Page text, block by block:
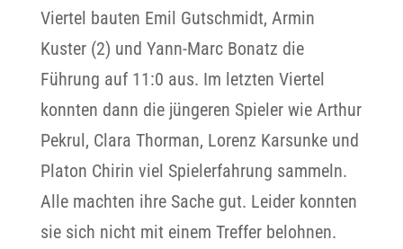
Viertel bauten Emil Gutschmidt, Armin
Kuster (2) und Yann-Marc Bonatz die
Führung auf 11:0 aus. Im letzten Viertel
konnten dann die jüngeren Spieler wie Arthur
Pekrul, Clara Thorman, Lorenz Karsunke und
Platon Chirin viel Spielerfahrung sammeln.
Alle machten ihre Sache gut. Leider konnten
sie sich nicht mit einem Treffer belohnen.